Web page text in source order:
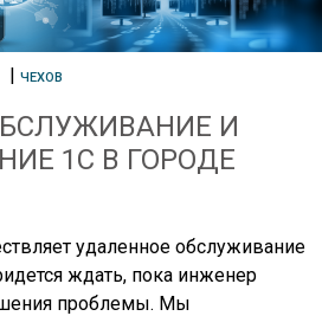
|ЧЕХОВ
И
1С В ГОРОДЕ
удаленное обслуживание
ждать, пока инженер
проблемы. Мы